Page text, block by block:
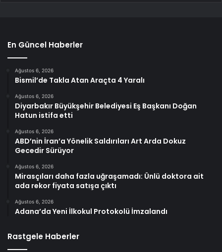
En Güncel Haberler
Ağustos 6, 2026
Bismil’de Takla Atan Araçta 4 Yaralı
Ağustos 6, 2026
Diyarbakır Büyükşehir Belediyesi Eş Başkanı Doğan
Hatun istifa etti
Ağustos 6, 2026
ABD’nin İran’a Yönelik Saldırıları Art Arda Dokuz
Gecedir Sürüyor
Ağustos 6, 2026
Mirasçıları daha fazla uğraşamadı: Ünlü doktora ait
ada rekor fiyata satışa çıktı
Ağustos 6, 2026
Adana’da Yeni İlkokul Protokolü İmzalandı
Rastgele Haberler